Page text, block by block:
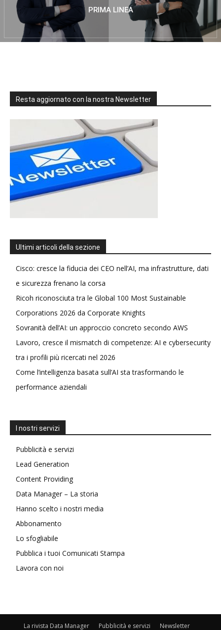
PRIMA LINEA
Resta aggiornato con la nostra Newsletter
Ultimi articoli della sezione
Cisco: cresce la fiducia dei CEO nell’AI, ma infrastrutture, dati
e sicurezza frenano la corsa
Ricoh riconosciuta tra le Global 100 Most Sustainable
Corporations 2026 da Corporate Knights
Sovranità dell’AI: un approccio concreto secondo AWS
Lavoro, cresce il mismatch di competenze: AI e cybersecurity
tra i profili più ricercati nel 2026
Come l’intelligenza basata sull’AI sta trasformando le
performance aziendali
I nostri servizi
Pubblicità e servizi
Lead Generation
Content Providing
Data Manager – La storia
Hanno scelto i nostri media
Abbonamento
Lo sfogliabile
Pubblica i tuoi Comunicati Stampa
Lavora con noi
La rivista Data Manager Pubblicità e servizi Newsletter